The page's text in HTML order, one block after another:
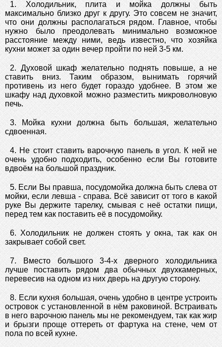
1. Холодильник, плита и мойка должны быть
максимально близко друг к другу. Это совсем не значит,
что они должны располагаться рядом. Главное, чтобы
нужно было преодолевать минимально возможное
расстояние между ними, ведь известно, что хозяйка
кухни может за один вечер пройти по ней 3-5 км.
2. Духовой шкаф желательно поднять повыше, а не
ставить вниз. Таким образом, вынимать горячий
противень из него будет гораздо удобнее. В этом же
шкафу над духовкой можно разместить микроволновую
печь.
3. Мойка кухни должна быть большая, желательно
сдвоенная.
4. Не стоит ставить варочную панель в угол. К ней не
очень удобно подходить, особенно если Вы готовите
вдвоём на большой праздник.
5. Если Вы правша, посудомойка должна быть слева от
мойки, если левша - справа. Всё зависит от того в какой
руке Вы держите тарелку, смывая с неё остатки пищи,
перед тем как поставить её в посудомойку.
6. Холодильник не должен стоять у окна, так как он
закрывает собой свет.
7. Вместо большого 3-4-х дверного холодильника
лучше поставить рядом два обычных двухкамерных,
перевесив на одном из них дверь на другую сторону.
8. Если кухня большая, очень удобно в центре устроить
островок с установленной в нём раковиной. Встраивать
в него варочною панель мы не рекомендуем, так как жир
и брызги проще оттереть от фартука на стене, чем от
пола по всей кухне.